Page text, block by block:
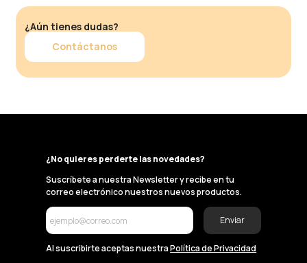
¿Aún tienes dudas?
Contáctanos
¿No quieres perderte las novedades?
Suscríbete a nuestra Newsletter y recibe en tu
correo electrónico nuestros nuevos productos.
Enviar
Al suscribirte aceptas nuestraPolítica de Privacidad